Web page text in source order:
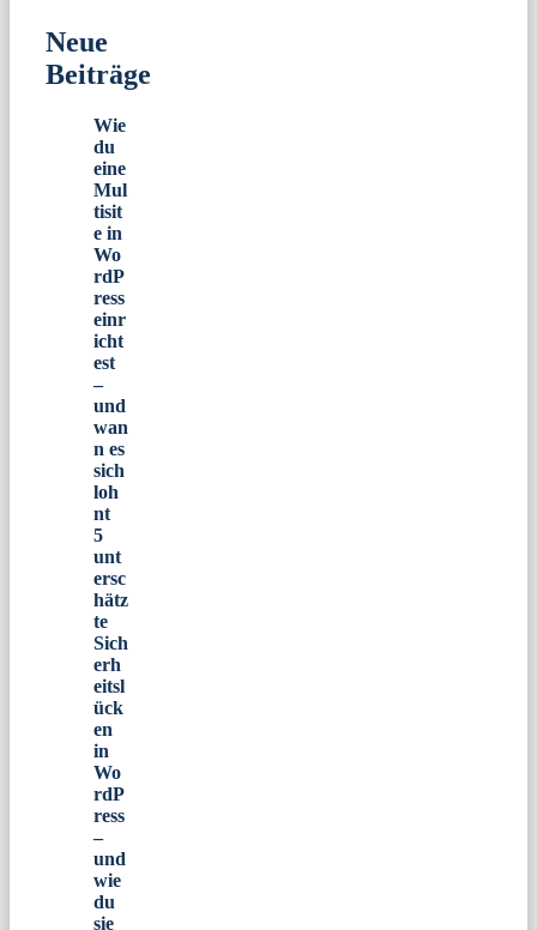
Neue
Beiträge
Wie
du
eine
Mul
tisit
e in
Wo
rdP
ress
einr
icht
est
–
und
wan
n es
sich
loh
nt
5
unt
ersc
hätz
te
Sich
erh
eitsl
ück
en
in
Wo
rdP
ress
–
und
wie
du
sie